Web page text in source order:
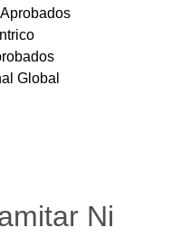
Global
Ni